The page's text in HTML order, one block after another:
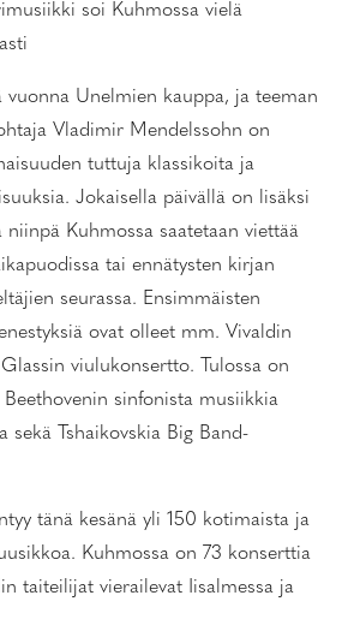
soi Kuhmossa vielä
vuonna Unelmien kauppa, ja teeman
Vladimir Mendelssohn on
tuttuja klassikoita ja
Jokaisella päivällä on lisäksi
niinpä Kuhmossa saatetaan viettää
tai ennätysten kirjan
seurassa. Ensimmäisten
ovat olleet mm. Vivaldin
viulukonsertto. Tulossa on
sinfonista musiikkia
sekä Tshaikovskia Big Band-
tänä kesänä yli 150 kotimaista ja
Kuhmossa on 73 konserttia
taiteilijat vierailevat Iisalmessa ja